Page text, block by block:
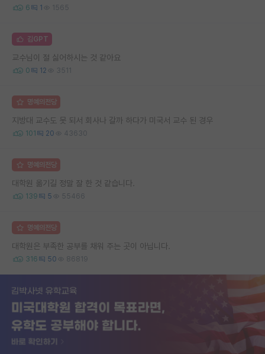
6 1 1565
김GPT
교수님이 절 싫어하시는 것 같아요
0 12 3511
명예의전당
지방대 교수도 못 되서 회사나 갈까 하다가 미국서 교수 된 경우
101 20 43630
명예의전당
대학원 옮기길 정말 잘 한 것 같습니다.
139 5 55466
명예의전당
대학원은 부족한 공부를 채워 주는 곳이 아닙니다.
316 50 86819